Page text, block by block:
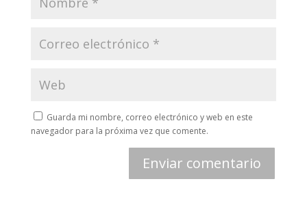
Guarda mi nombre, correo electrónico y web en este
navegador para la próxima vez que comente.